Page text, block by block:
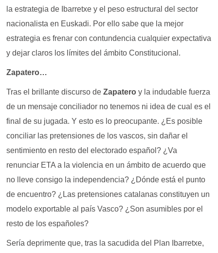
la estrategia de Ibarretxe y el peso estructural del sector
nacionalista en Euskadi. Por ello sabe que la mejor
estrategia es frenar con contundencia cualquier expectativa
y dejar claros los límites del ámbito Constitucional.
Zapatero…
Tras el brillante discurso deZapatero y la indudable fuerza
de un mensaje conciliador no tenemos ni idea de cual es el
final de su jugada. Y esto es lo preocupante. ¿Es posible
conciliar las pretensiones de los vascos, sin dañar el
sentimiento en resto del electorado español? ¿Va
renunciar ETA a la violencia en un ámbito de acuerdo que
no lleve consigo la independencia? ¿Dónde está el punto
de encuentro? ¿Las pretensiones catalanas constituyen un
modelo exportable al país Vasco? ¿Son asumibles por el
resto de los españoles?
Sería deprimente que, tras la sacudida del Plan Ibarretxe,